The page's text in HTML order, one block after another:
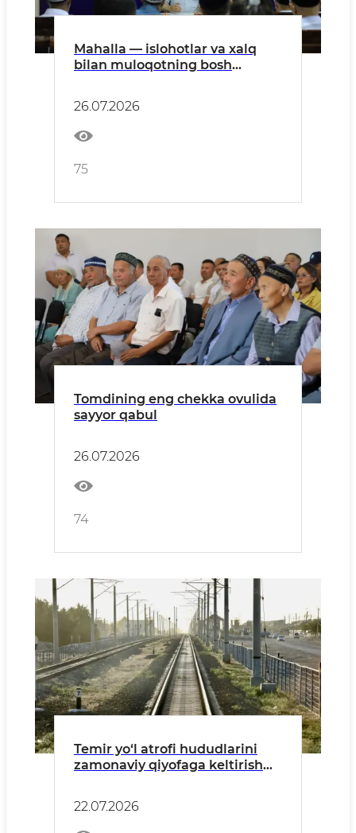
Mahalla — islohotlar va xalq
bilan muloqotning bosh
26.07.2026
75
Tomdining eng chekka ovulida
sayyor qabul
26.07.2026
74
Temir yo‘l atrofi hududlarini
zamonaviy qiyofaga keltirish
22.07.2026